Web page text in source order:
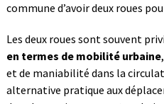
commune d’avoir deux roues
Les deux roues sont souvent
en termes de mobilité urbaine
et de maniabilité dans la
alternative pratique aux